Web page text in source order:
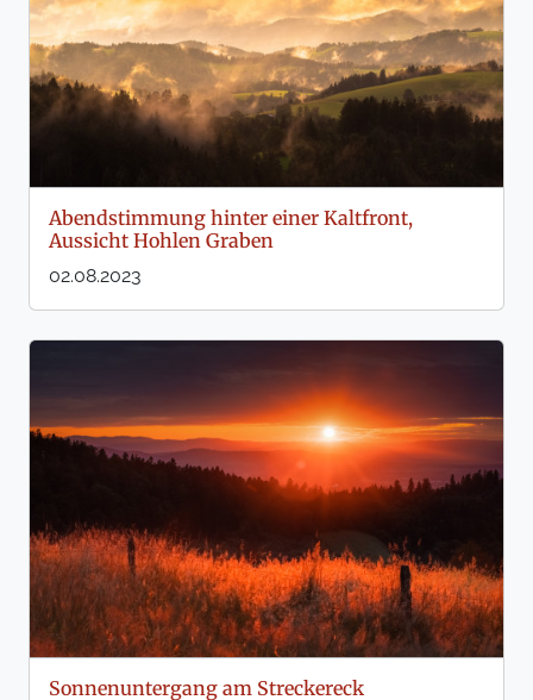
Abendstimmung hinter einer Kaltfront,
Aussicht Hohlen Graben
02.08.2023
Sonnenuntergang am Streckereck